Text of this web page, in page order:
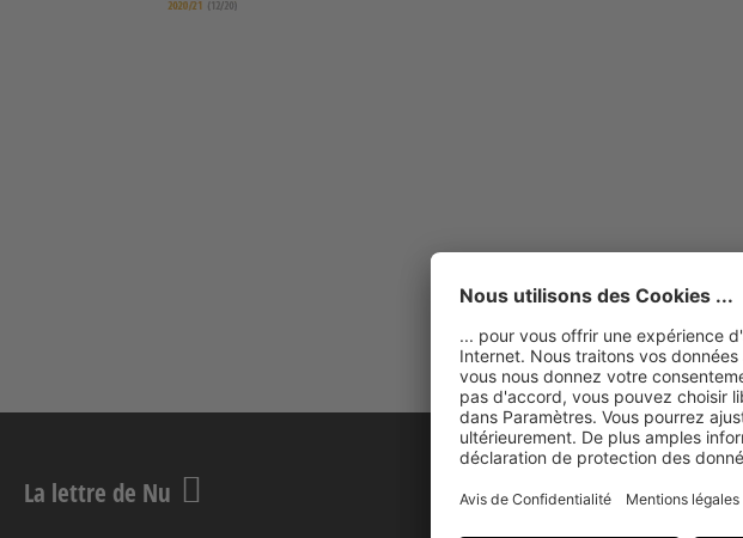
La lettre de Nu